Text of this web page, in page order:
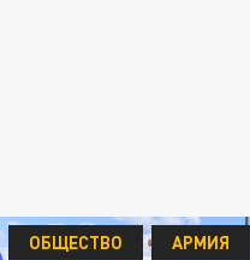
ОБЩЕСТВО АРМИЯ